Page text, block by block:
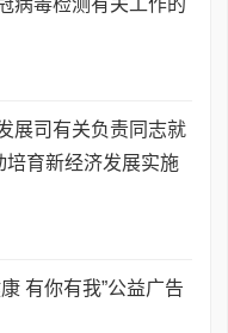
展司有关负责同志就
培育新经济发展实施
有你有我”公益广告